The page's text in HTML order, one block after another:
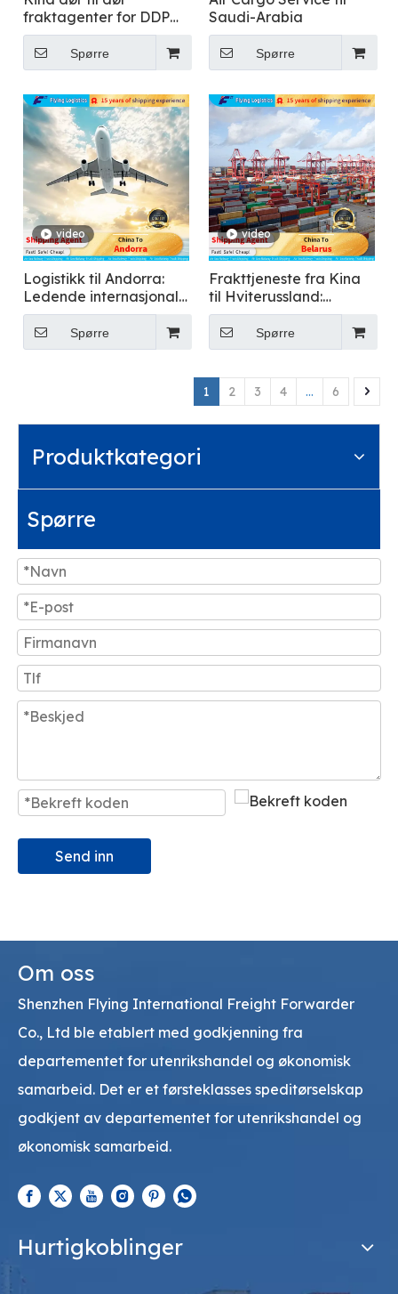
fraktagenter for DDP
sjøfrakt frakttransport
til USA, Canada,
Singapore, Malaysia,
Australia
Spørre
Saudi-Arabia
Spørre
video
Logistikk til Andorra:
Ledende internasjonal
speditør
Spørre
video
Frakttjeneste fra Kina
til Hviterussland:
Internasjonal speditør
Spørre
1 2 3 4 ... 6
Produktkategori
Spørre
Send inn
Om oss
Shenzhen Flying International Freight Forwarder
Co., Ltd ble etablert med godkjenning fra
departementet for utenrikshandel og økonomisk
samarbeid. Det er et førsteklasses speditørselskap
godkjent av departementet for utenrikshandel og
økonomisk samarbeid.
Hurtigkoblinger